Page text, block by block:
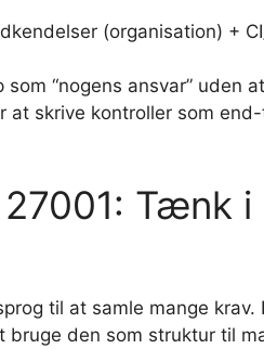
(organisation) +
som “nogens ansvar” uden
at skrive kontroller som
Tænk
til at samle mange
den som struktur til